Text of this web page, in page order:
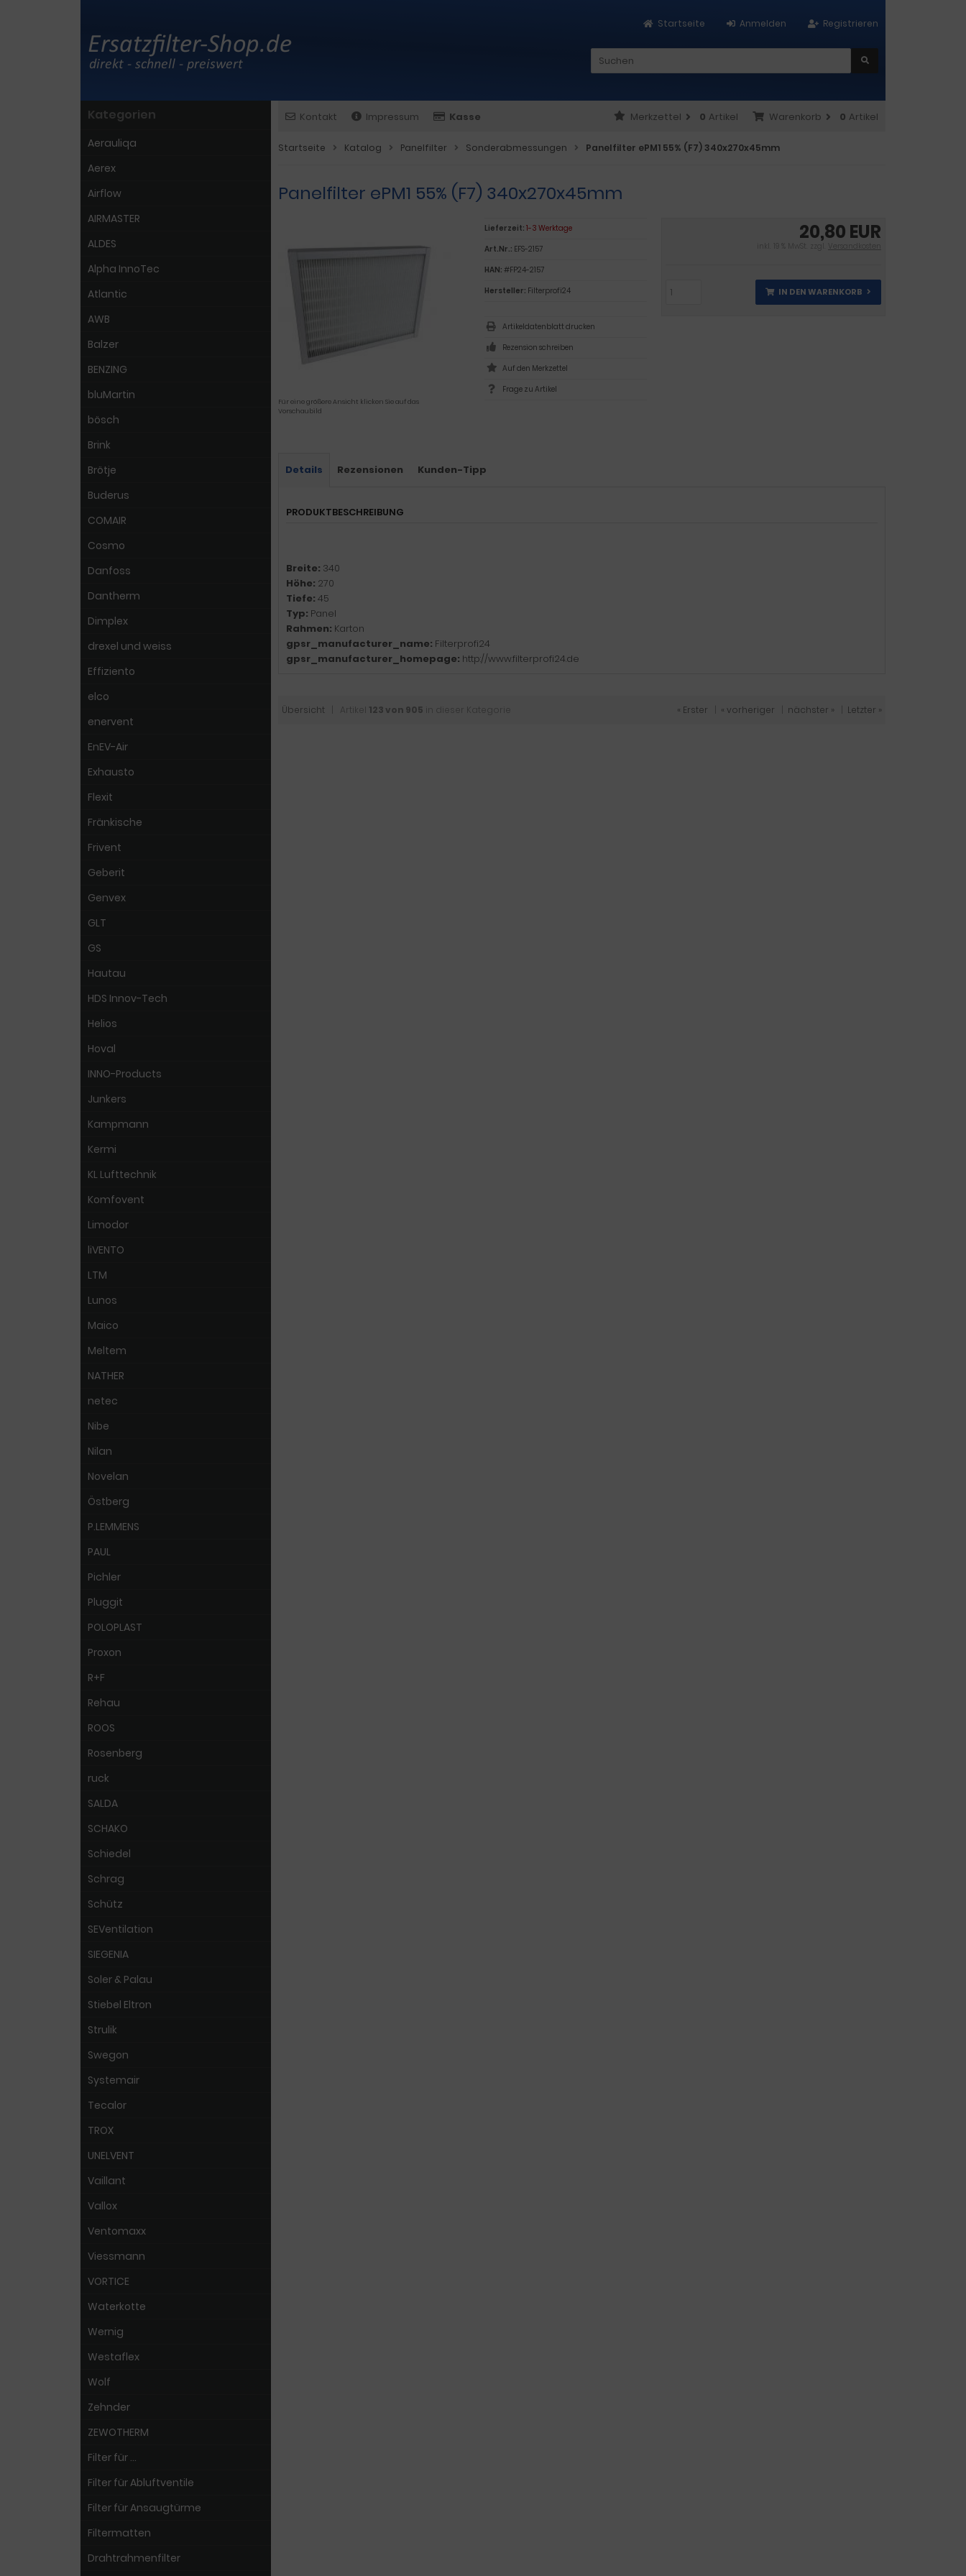
Registrieren
Anmelden
Startseite
Kontakt Impressum Kasse Warenkorb 0 Artikel
Merkzettel 0 Artikel
Startseite Katalog Panelfilter Sonderabmessungen Panelfilter ePM1 55% (F7) 340x270x45mm
Panelfilter ePM1 55% (F7) 340x270x45mm
Für eine größere Ansicht klicken Sie auf das
Vorschaubild
20,80 EUR
inkl. 19 % MwSt. zzgl. Versandkosten
IN DEN WARENKORB
Lieferzeit: 1-3 Werktage
Art.Nr.: EFS-2157
HAN: #FP24-2157
Hersteller: Filterprofi24
Artikeldatenblatt drucken
Rezension schreiben
Frage zu Artikel
Details Rezensionen Kunden-Tipp
PRODUKTBESCHREIBUNG
Breite: 340
Höhe: 270
Tiefe: 45
Typ: Panel
Rahmen: Karton
gpsr_manufacturer_name: Filterprofi24
gpsr_manufacturer_homepage: http://www.filterprofi24.de
Übersicht | Artikel 123 von 905 in dieser Kategorie « Erster « vorheriger nächster » Letzter »
Kategorien
Aerauliqa
Aerex
Airflow
AIRMASTER
ALDES
Alpha InnoTec
Atlantic
AWB
Balzer
BENZING
bluMartin
bösch
Brink
Brötje
Buderus
COMAIR
Cosmo
Danfoss
Dantherm
Dimplex
drexel und weiss
Effiziento
elco
enervent
EnEV-Air
Exhausto
Flexit
Fränkische
Frivent
Geberit
Genvex
GLT
GS
Hautau
HDS Innov-Tech
Helios
Hoval
INNO-Products
Junkers
Kampmann
Kermi
KL Lufttechnik
Komfovent
Limodor
liVENTO
LTM
Lunos
Maico
Meltem
NATHER
netec
Nibe
Nilan
Novelan
Östberg
P.LEMMENS
PAUL
Pichler
Pluggit
POLOPLAST
Proxon
R+F
Rehau
ROOS
Rosenberg
ruck
SALDA
SCHAKO
Schiedel
Schrag
Schütz
SEVentilation
SIEGENIA
Soler & Palau
Stiebel Eltron
Strulik
Swegon
Systemair
Tecalor
TROX
UNELVENT
Vaillant
Vallox
Ventomaxx
Viessmann
VORTICE
Waterkotte
Wernig
Westaflex
Wolf
Zehnder
ZEWOTHERM
Filter für ...
Filter für Abluftventile
Filter für Ansaugtürme
Filtermatten
Drahtrahmenfilter